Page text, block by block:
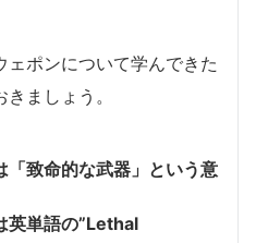
ポンについて学んできた
ましょう。
「致命的な武器」という意
英単語の”Lethal